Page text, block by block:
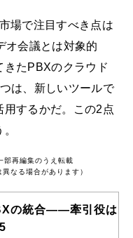
場で注目すべき点は
オ会議とは対象的
きたPBXのクラウド
は、新しいツールで
用するかだ。この2点
部再編集のうえ転載
なる場合があります）
の統合――牽引役は